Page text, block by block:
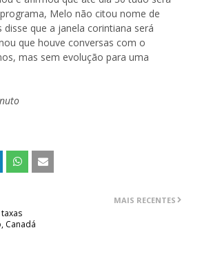
Melo não citou nome de
que a janela corintiana será
que houve conversas com o
mas sem evolução para uma
MAIS RECENTES
Canadá